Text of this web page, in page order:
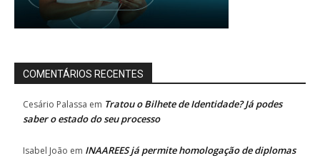
COMENTÁRIOS RECENTES
Cesário Palassa em Tratou o Bilhete de Identidade? Já podes
saber o estado do seu processo
Isabel João em INAAREES já permite homologação de diplomas